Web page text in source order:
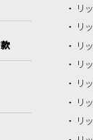
リ
リ
リ
リ
リ
リ
リ